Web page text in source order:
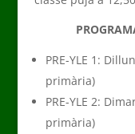
PRE-YLE 1:
primària)
PRE-YLE 2:
primària)